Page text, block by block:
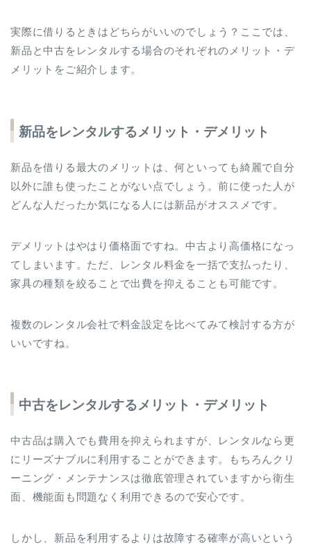
実際に借りるときはどちらがいいのでしょう？ここでは、
新品と中古をレンタルする場合のそれぞれのメリット・デ
メリットをご紹介します。
新品をレンタルするメリット・デメリット
新品を借りる最大のメリットは、何といっても綺麗で自分
以外に誰も使ったことがない点でしょう。前に使った人が
どんな人だったか気になる人には新品がオススメです。
デメリットはやはり価格面ですね。中古より高価格になっ
てしまいます。ただ、レンタル料金を一括で支払ったり、
家具の種類を絞ることで出費を抑えることも可能です。
複数のレンタル会社で料金設定を比べてみて検討する方が
いいですね。
中古をレンタルするメリット・デメリット
中古品は購入でも費用を抑えられますが、レンタルなら更
にリーズナブルに利用することができます。もちろんクリ
ーニング・メンテナンスは徹底管理されていますから衛生
面、機能面も問題なく利用できるので安心です。
しかし、新品を利用するよりは故障する確率が高いという